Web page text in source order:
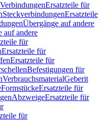
VerbindungenErsatzteile für
SteckverbindungenErsatzteile
Übergänge auf andere
auf andere
für
Ersatzteile für
Ersatzteile für
Befestigungen für
VerbrauchsmaterialGeberit
FormstückeErsatzteile für
AbzweigeErsatzteile für
für